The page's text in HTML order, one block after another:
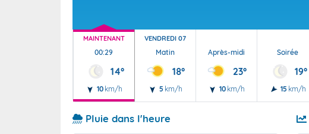
MAINTENANT
00:29
14°
10 km/h
VENDREDI 07
Matin
18°
5 km/h
Après-midi
23°
10 km/h
Soirée
19°
15 km/h
Pluie dans l'heure